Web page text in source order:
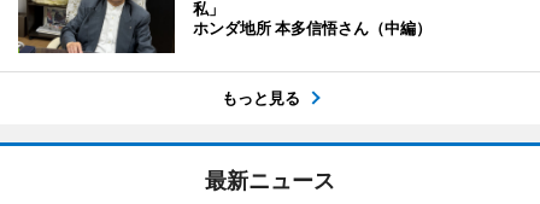
私」
ホンダ地所 本多信悟さん（中編）
もっと見る
最新ニュース